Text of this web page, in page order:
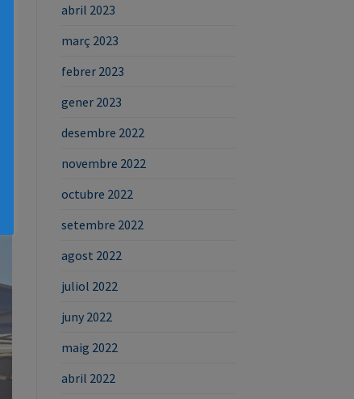
abril 2023
març 2023
febrer 2023
gener 2023
desembre 2022
novembre 2022
octubre 2022
setembre 2022
agost 2022
juliol 2022
juny 2022
maig 2022
abril 2022